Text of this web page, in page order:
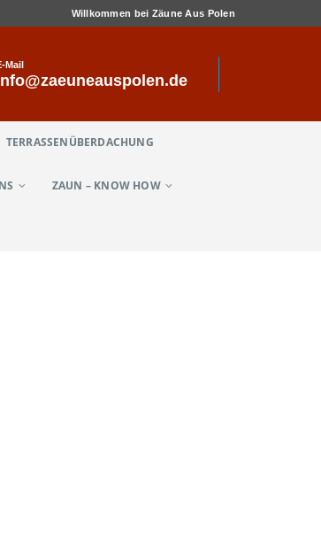
Willkommen bei Zäune Aus Polen
Mail
TERRASSENÜBERDACHUNG
ZAUN – KNOW HOW